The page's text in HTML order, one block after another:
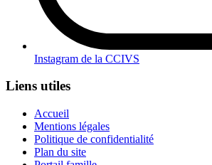
Instagram de la CCIVS
Liens utiles
Accueil
Mentions légales
Politique de confidentialité
Plan du site